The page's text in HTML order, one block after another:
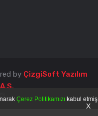
by ÇizgiSoft Yazılım
Çerez Politikamızıkabul etmiş
X